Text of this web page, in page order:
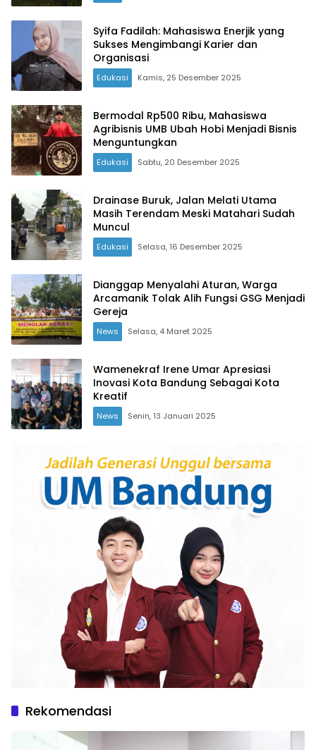
Syifa Fadilah: Mahasiswa Enerjik yang
Sukses Mengimbangi Karier dan
Organisasi
Edukasi Kamis, 25 Desember 2025
Bermodal Rp500 Ribu, Mahasiswa
Agribisnis UMB Ubah Hobi Menjadi Bisnis
Menguntungkan
Edukasi Sabtu, 20 Desember 2025
Drainase Buruk, Jalan Melati Utama
Masih Terendam Meski Matahari Sudah
Muncul
Edukasi Selasa, 16 Desember 2025
Dianggap Menyalahi Aturan, Warga
Arcamanik Tolak Alih Fungsi GSG Menjadi
Gereja
News Selasa, 4 Maret 2025
Wamenekraf Irene Umar Apresiasi
Inovasi Kota Bandung Sebagai Kota
Kreatif
News Senin, 13 Januari 2025
Rekomendasi